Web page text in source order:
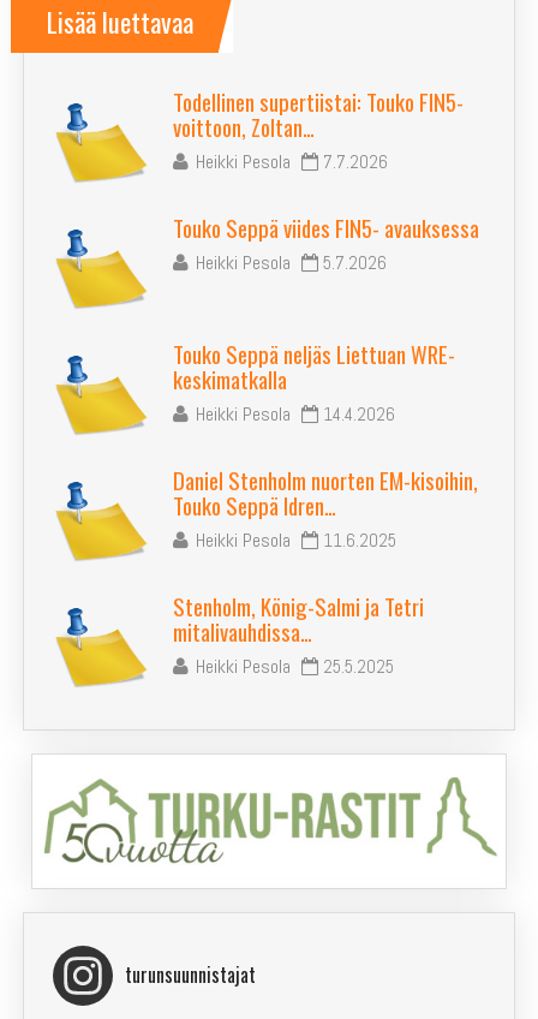
Valmennus
Jäsenille
Lisää luettavaa
Todellinen supertiistai: Touko FIN5-
voittoon, Zoltan…
Heikki Pesola 7.7.2026
Touko Seppä viides FIN5- avauksessa
Heikki Pesola 5.7.2026
Touko Seppä neljäs Liettuan WRE-
keskimatkalla
Heikki Pesola 14.4.2026
Daniel Stenholm nuorten EM-kisoihin,
Touko Seppä Idren…
Heikki Pesola 11.6.2025
Stenholm, König-Salmi ja Tetri
mitalivauhdissa…
Heikki Pesola 25.5.2025
turunsuunnistajat